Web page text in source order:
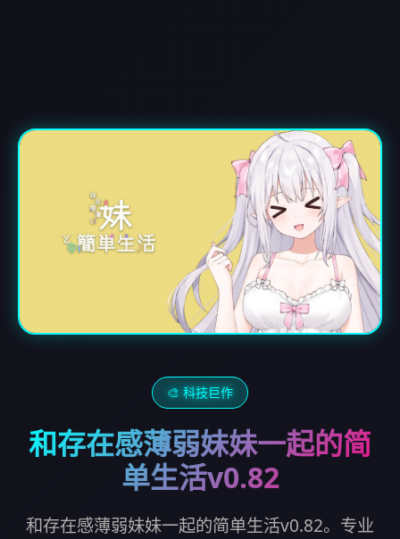
🎨 科技巨作
和存在感薄弱妹妹一起的简
单生活v0.82
和存在感薄弱妹妹一起的简单生活v0.82。专业